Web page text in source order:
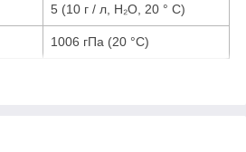
5 (10 г / л, H₂O, 20 ° С)
1006 гПа (20 °C)